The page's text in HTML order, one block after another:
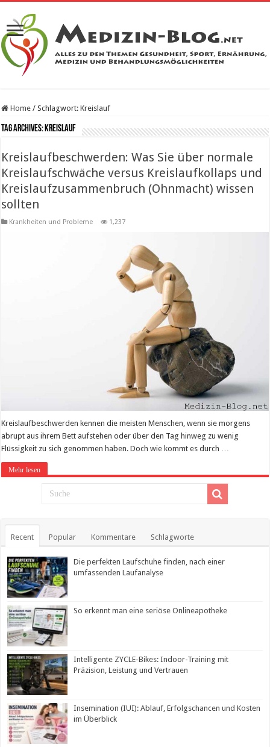
Home / Schlagwort:Kreislauf
Tag Archives:Kreislauf
Kreislaufbeschwerden: Was Sie über normale
Kreislaufschwäche versus Kreislaufkollaps und
Kreislaufzusammenbruch (Ohnmacht) wissen
sollten
Krankheiten und Probleme 1,237
Kreislaufbeschwerden kennen die meisten Menschen, wenn sie morgens
abrupt aus ihrem Bett aufstehen oder über den Tag hinweg zu wenig
Flüssigkeit zu sich genommen haben. Doch wie kommt es durch …
Mehr lesen
Recent Popular Kommentare Schlagworte
Die perfekten Laufschuhe finden, nach einer
umfassenden Laufanalyse
So erkennt man eine seriöse Onlineapotheke
Intelligente ZYCLE-Bikes: Indoor-Training mit
Präzision, Leistung und Vertrauen
Insemination (IUI): Ablauf, Erfolgschancen und Kosten
im Überblick